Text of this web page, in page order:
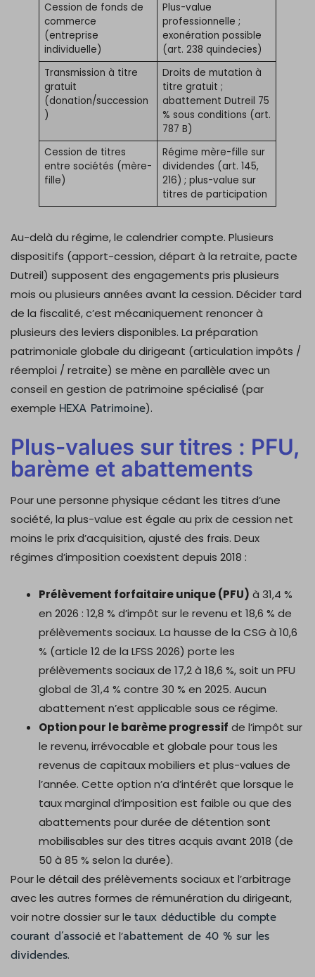
Cession de fonds de
commerce
(entreprise
individuelle)
Plus-value
professionnelle ;
exonération possible
(art. 238 quindecies)
Transmission à titre
gratuit
(donation/succession
)
Droits de mutation à
titre gratuit ;
abattement Dutreil 75
% sous conditions (art.
787 B)
Cession de titres
entre sociétés (mère-
fille)
Régime mère-fille sur
dividendes (art. 145,
216) ; plus-value sur
titres de participation
Au-delà du régime, le calendrier compte. Plusieurs
dispositifs (apport-cession, départ à la retraite, pacte
Dutreil) supposent des engagements pris plusieurs
mois ou plusieurs années avant la cession. Décider tard
de la fiscalité, c’est mécaniquement renoncer à
plusieurs des leviers disponibles. La préparation
patrimoniale globale du dirigeant (articulation impôts /
réemploi / retraite) se mène en parallèle avec un
conseil en gestion de patrimoine spécialisé (par
exemple HEXA Patrimoine).
Plus-values sur titres : PFU,
barème et abattements
Pour une personne physique cédant les titres d’une
société, la plus-value est égale au prix de cession net
moins le prix d’acquisition, ajusté des frais. Deux
régimes d’imposition coexistent depuis 2018 :
Prélèvement forfaitaire unique (PFU) à 31,4 %
en 2026 : 12,8 % d’impôt sur le revenu et 18,6 % de
prélèvements sociaux. La hausse de la CSG à 10,6
% (article 12 de la LFSS 2026) porte les
prélèvements sociaux de 17,2 à 18,6 %, soit un PFU
global de 31,4 % contre 30 % en 2025. Aucun
abattement n’est applicable sous ce régime.
Option pour le barème progressif de l’impôt sur
le revenu, irrévocable et globale pour tous les
revenus de capitaux mobiliers et plus-values de
l’année. Cette option n’a d’intérêt que lorsque le
taux marginal d’imposition est faible ou que des
abattements pour durée de détention sont
mobilisables sur des titres acquis avant 2018 (de
50 à 85 % selon la durée).
Pour le détail des prélèvements sociaux et l’arbitrage
avec les autres formes de rémunération du dirigeant,
voir notre dossier sur le taux déductible du compte
courant d’associéet l’abattement de 40 % sur les
dividendes.